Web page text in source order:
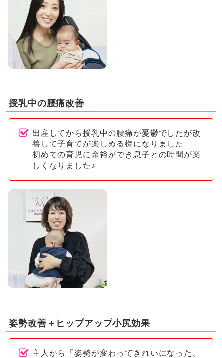
授乳中の腰痛改善
出産してから授乳中の腰痛が憂鬱でしたが改
善して子育てが楽しめる様になりました
初めての育児に余裕ができ息子との時間が楽
しくなりました♪
姿勢改善＋ヒップアップ小尻効果
主人から「姿勢が変わってきれいになった、